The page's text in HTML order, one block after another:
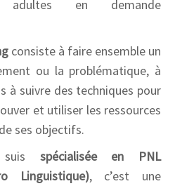
adultes en demande
consiste à faire ensemble un
ou la problématique, à
à suivre des techniques pour
et utiliser les ressources
ses objectifs.
suis spécialisée en PNL
Linguistique), c’est une